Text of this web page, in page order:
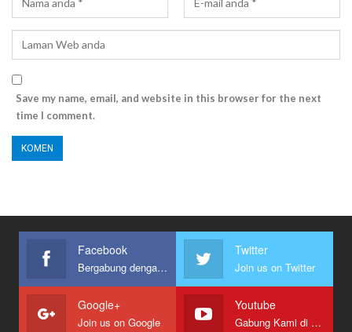
Save my name, email, and website in this browser for the next
time I comment.
Facebook
Bergabung dengan kami
Twitter
Join us on Twitter
Google+
Join us on Google
Youtube
Gabung Kami di Youtube